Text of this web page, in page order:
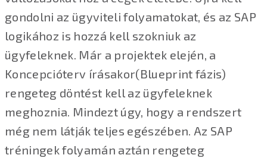
gondolni az ügyviteli folyamatokat, és az SAP
logikához is hozzá kell szokniuk az
ügyfeleknek. Már a projektek elején, a
Koncepcióterv írásakor(Blueprint fázis)
rengeteg döntést kell az ügyfeleknek
meghoznia. Mindezt úgy, hogy a rendszert
még nem látják teljes egészében. Az SAP
tréningek folyamán aztán rengeteg